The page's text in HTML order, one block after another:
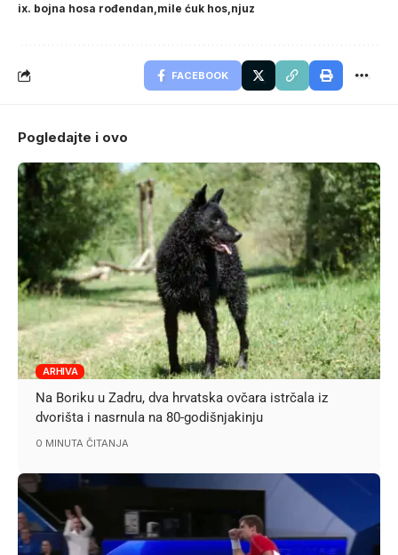
ix. bojna hosa rođendan mile ćuk hos njuz
FACEBOOK
Pogledajte i ovo
ARHIVA
Na Boriku u Zadru, dva hrvatska ovčara istrčala iz
dvorišta i nasrnula na 80-godišnjakinju
0 MINUTA ČITANJA